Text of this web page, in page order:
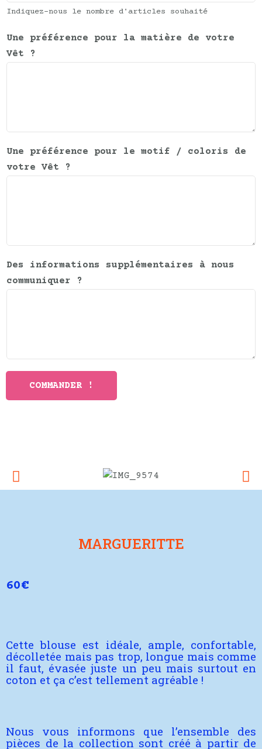
Indiquez-nous le nombre d'articles souhaité
Une préférence pour la matière de votre
Vêt ?
Une préférence pour le motif / coloris de
votre Vêt ?
Des informations supplémentaires à nous
communiquer ?
COMMANDER !
MARGUERITTE
60€
Cette blouse est idéale, ample, confortable,
décolletée mais pas trop, longue mais comme
il faut, évasée juste un peu mais surtout en
coton et ça c’est tellement agréable !
Nous vous informons que l’ensemble des
pièces de la collection sont créé à partir de